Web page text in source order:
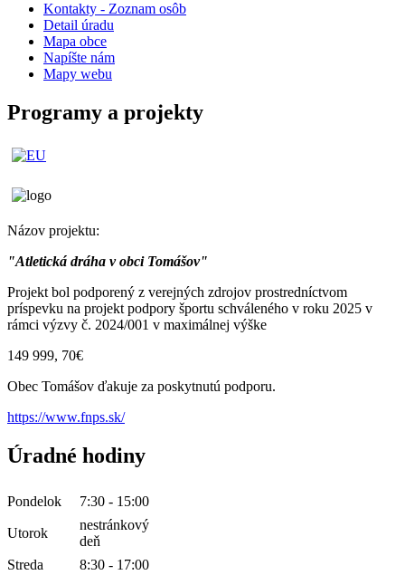
Kontakty - Zoznam osôb
Detail úradu
Mapa obce
Napíšte nám
Mapy webu
Programy a projekty
Názov projektu:
"Atletická dráha v obci Tomášov"
Projekt bol podporený z verejných zdrojov prostredníctvom
príspevku na projekt podpory športu schváleného v roku 2025 v
rámci výzvy č. 2024/001 v maximálnej výške
149 999, 70€
Obec Tomášov ďakuje za poskytnutú podporu.
https://www.fnps.sk/
Úradné hodiny
Pondelok 7:30 - 15:00
Utorok
nestránkový
deň
Streda
8:30 - 17:00